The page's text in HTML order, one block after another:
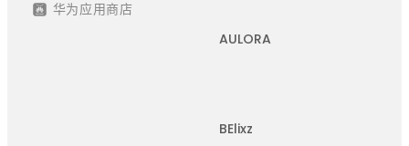
华为应用商店
AULORA
BElixz